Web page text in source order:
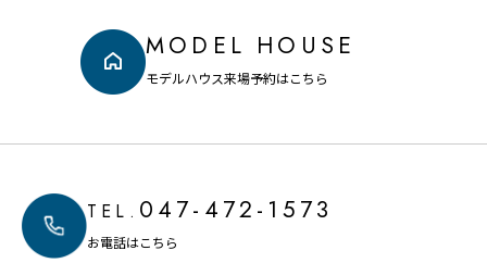
MODEL HOUSE
モデルハウス来場予約はこちら
TEL. 047-472-1573
お電話はこちら